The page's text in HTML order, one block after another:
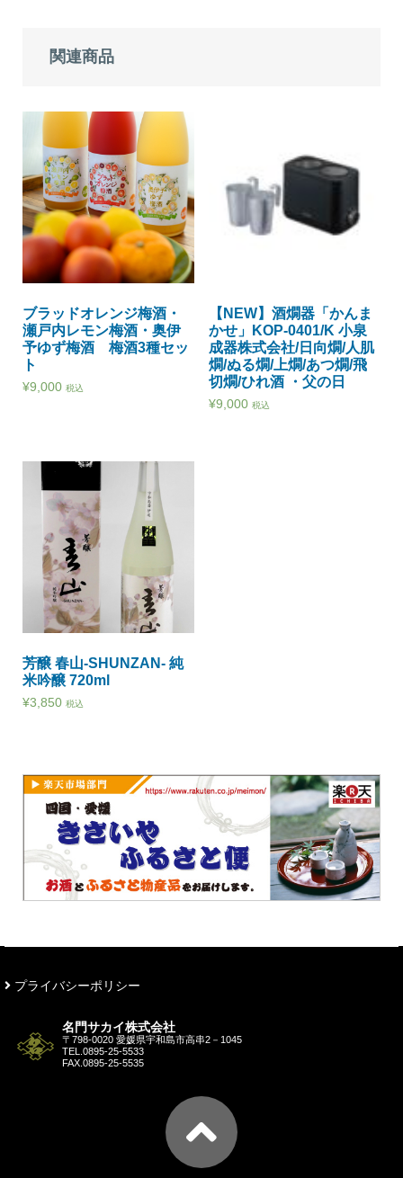
関連商品
ブラッドオレンジ梅酒・
瀬戸内レモン梅酒・奥伊
予ゆず梅酒 梅酒3種セッ
ト
¥9,000 税込
【NEW】酒燗器「かんま
かせ」KOP-0401/K 小泉
成器株式会社/日向燗/人肌
燗/ぬる燗/上燗/あつ燗/飛
切燗/ひれ酒 ・父の日
¥9,000 税込
芳醸 春山-SHUNZAN- 純
米吟醸 720ml
¥3,850 税込
名門サカイ株式会社
〒798-0020 愛媛県宇和島市高串2－1045
TEL. 0895-25-5533
FAX.0895-25-5535
プライバシーポリシー